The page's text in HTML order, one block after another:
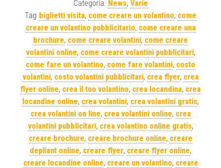
Categoria: News, Varie
Tag biglietti visita, come creare un volantino, come
creare un volantino pubblicitario, come creare una
brochure, come creare volantini, come creare
volantini online, come creare volantini pubblicitari,
come fare un volantino, come fare volantini, costo
volantini, costo volantini pubblicitari, crea flyer, crea
flyer online, crea il tuo volantino, crea locandina, crea
locandine online, crea volantini, crea volantini gratis,
crea volantini on line, crea volantini online, crea
volantini pubblicitari, crea volantino online gratis,
creare brochure, creare brochure online, creare
depliant online, creare flyer, creare flyer online,
creare locandine online, creare un volantino, creare